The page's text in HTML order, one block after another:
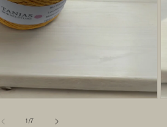
1/von
7